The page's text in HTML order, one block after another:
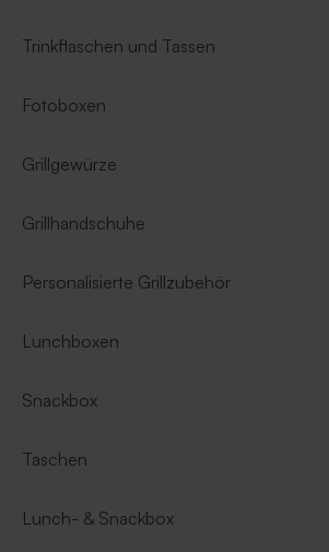
Trinkflaschen und Tassen
Fotoboxen
Grillgewürze
Grillhandschuhe
Personalisierte Grillzubehör
Lunchboxen
Snackbox
Taschen
Lunch- & Snackbox